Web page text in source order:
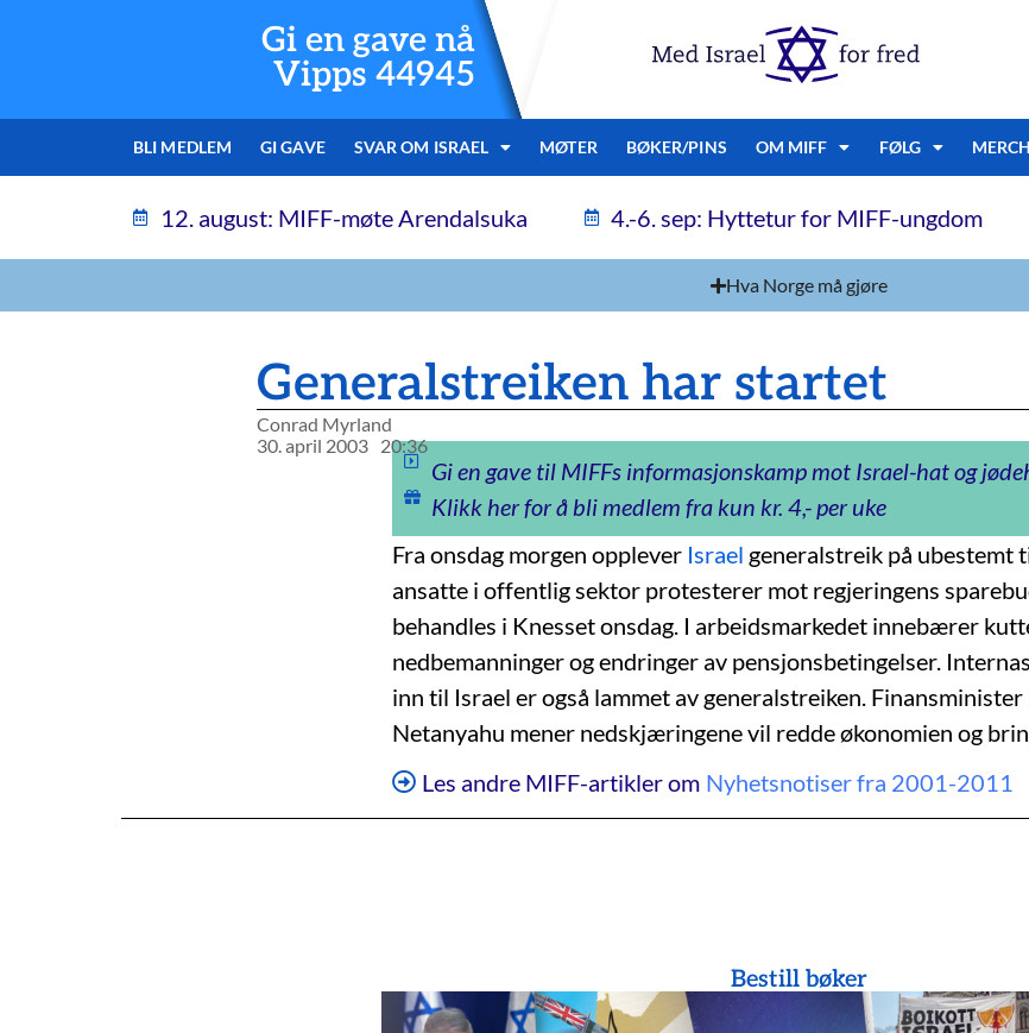
Gi en gave nå
Vipps 44945
BLI MEDLEM GI GAVE SVAR OM ISRAEL MØTER BØKER/PINS OM MIFF FØLG MERCH
12. august: MIFF-møte Arendalsuka 4.-6. sep: Hyttetur for MIFF-ungdom
Hva Norge må gjøre
Generalstreiken har startet
Conrad Myrland
30. april 2003 20:36
Gi en gave til MIFFs informasjonskamp mot Israel-hat og
Klikk her for å bli medlem fra kun kr. 4,- per uke
Fra onsdag morgen opplever Israel generalstreik på ubestemt
ansatte i offentlig sektor protesterer mot regjeringens
behandles i Knesset onsdag. I arbeidsmarkedet innebærer
nedbemanninger og endringer av pensjonsbetingelser.
inn til Israel er også lammet av generalstreiken.
Netanyahu mener nedskjæringene vil redde økonomien og
Les andre MIFF-artikler om Nyhetsnotiser fra 2001-2011
Bestill bøker